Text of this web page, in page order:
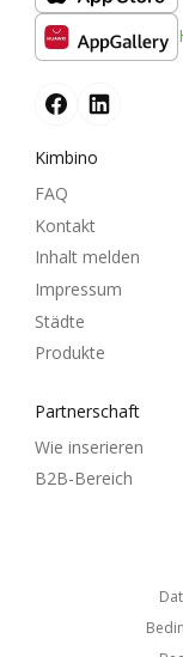
Kimbino
FAQ
Kontakt
Inhalt melden
Impressum
Städte
Produkte
Partnerschaft
Wie inserieren
B2B-Bereich